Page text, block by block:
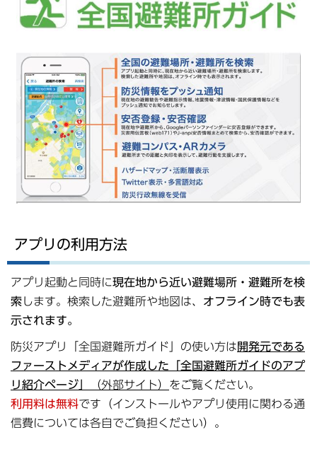
アプリの利用方法
アプリ起動と同時に現在地から近い避難場所・避難所を検
索します。検索した避難所や地図は、 オフライン時でも表
示されます。
防災アプリ「全国避難所ガイド」の使い方は開発元である
ファーストメディアが作成した「全国避難所ガイドのアプ
リ紹介ページ」
（外部サイト） をご覧ください。
利用料は無料です（インストールやアプリ使用に関わる通
信費については各自でご負担ください）。